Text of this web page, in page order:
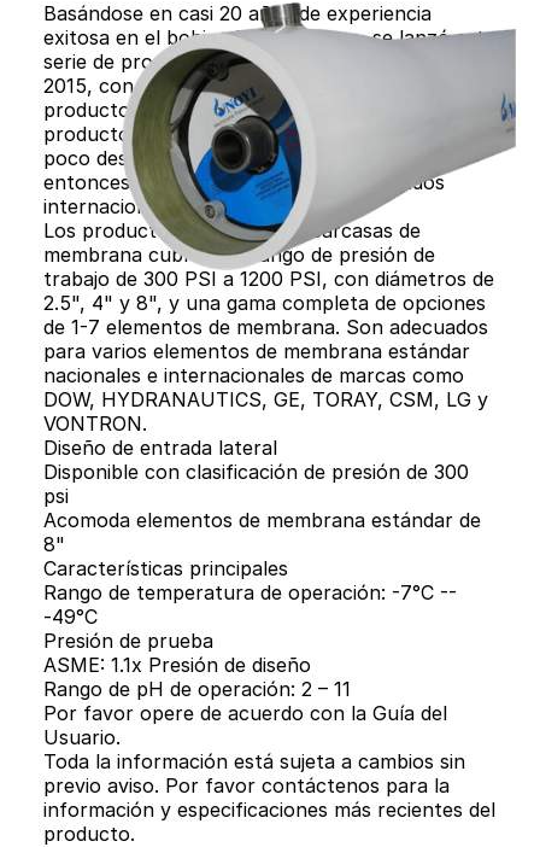
Basándose en casi 20 años de experiencia
exitosa en el bobinado de tanques, se lanzó esta
serie de productos de carcasas de membrana en
2015, con el objetivo de crear una colección de
productos para la industria del agua. Los
productos obtuvieron la certificación ASME
poco después del lanzamiento inicial y desde
entonces han alcanzado niveles avanzados
internacionales.
Los productos de la serie de carcasas de
membrana cubren un rango de presión de
trabajo de 300 PSI a 1200 PSI, con diámetros de
2.5", 4" y 8", y una gama completa de opciones
de 1-7 elementos de membrana. Son adecuados
para varios elementos de membrana estándar
nacionales e internacionales de marcas como
DOW, HYDRANAUTICS, GE, TORAY, CSM, LG y
VONTRON.
Diseño de entrada lateral
Disponible con clasificación de presión de 300
psi
Acomoda elementos de membrana estándar de
8"
Características principales
Rango de temperatura de operación: -7°C --
-49°C
Presión de prueba
ASME: 1.1x Presión de diseño
Rango de pH de operación: 2 – 11
Por favor opere de acuerdo con la Guía del
Usuario.
Toda la información está sujeta a cambios sin
previo aviso. Por favor contáctenos para la
información y especificaciones más recientes del
producto.